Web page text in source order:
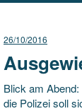
26/10/2016
Blick am
die Polizei soll